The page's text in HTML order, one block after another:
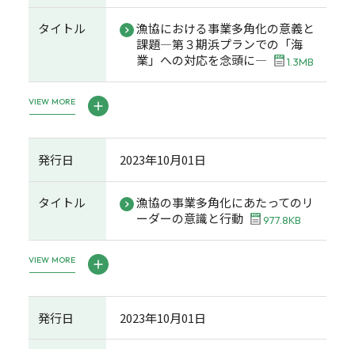
タイトル
漁協における事業多角化の意義と
課題―第３期浜プランでの「海
業」への対応を念頭に―
1.3MB
VIEW MORE
発行日 2023年10月01日
タイトル
漁協の事業多角化にあたってのリ
ーダーの意識と行動
977.8KB
VIEW MORE
発行日 2023年10月01日